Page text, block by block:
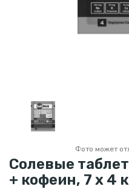
Фото может
Солевые
+ кофеин, 7 х 4